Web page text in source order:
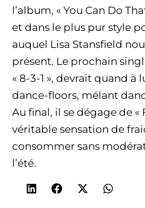
l’album, « You Can Do
et dans le plus pur style
auquel Lisa Stansfield
présent. Le prochain
« 8-3-1 », devrait quand à
dance-floors, mélant
Au final, il se dégage de «
véritable sensation de
consommer sans
l’été.